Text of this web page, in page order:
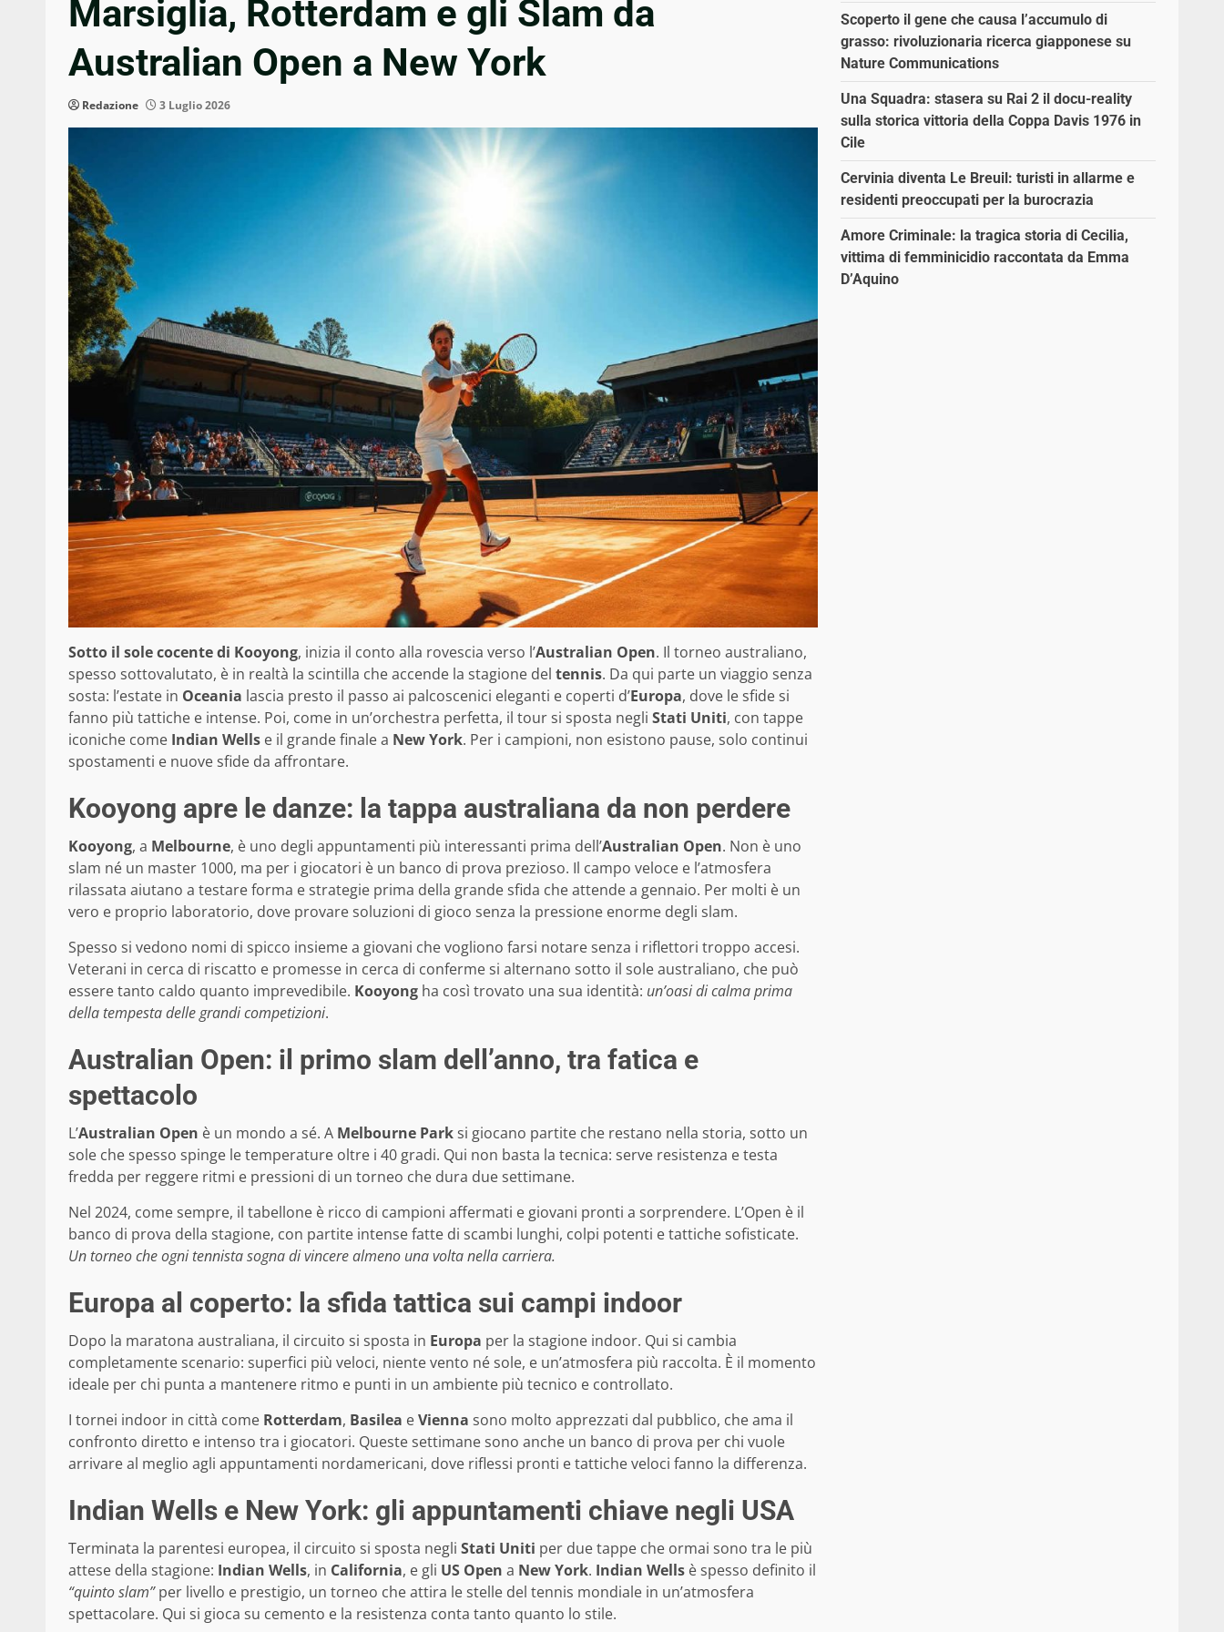
Marsiglia, Rotterdam e gli Slam da
Australian Open a New York
Redazione 3 Luglio 2026
Sotto il sole cocente di Kooyong, inizia il conto alla rovescia verso l’Australian Open. Il torneo australiano,
spesso sottovalutato, è in realtà la scintilla che accende la stagione del tennis. Da qui parte un viaggio senza
sosta: l’estate in Oceania lascia presto il passo ai palcoscenici eleganti e coperti d’Europa, dove le sfide si
fanno più tattiche e intense. Poi, come in un’orchestra perfetta, il tour si sposta negli Stati Uniti, con tappe
iconiche come Indian Wells e il grande finale a New York. Per i campioni, non esistono pause, solo continui
spostamenti e nuove sfide da affrontare.
Kooyong apre le danze: la tappa australiana da non perdere
Kooyong, a Melbourne, è uno degli appuntamenti più interessanti prima dell’Australian Open. Non è uno
slam né un master 1000, ma per i giocatori è un banco di prova prezioso. Il campo veloce e l’atmosfera
rilassata aiutano a testare forma e strategie prima della grande sfida che attende a gennaio. Per molti è un
vero e proprio laboratorio, dove provare soluzioni di gioco senza la pressione enorme degli slam.
Spesso si vedono nomi di spicco insieme a giovani che vogliono farsi notare senza i riflettori troppo accesi.
Veterani in cerca di riscatto e promesse in cerca di conferme si alternano sotto il sole australiano, che può
essere tanto caldo quanto imprevedibile. Kooyong ha così trovato una sua identità: un’oasi di calma prima
della tempesta delle grandi competizioni.
Australian Open: il primo slam dell’anno, tra fatica e
spettacolo
L’Australian Open è un mondo a sé. A Melbourne Parksi giocano partite che restano nella storia, sotto un
sole che spesso spinge le temperature oltre i 40 gradi. Qui non basta la tecnica: serve resistenza e testa
fredda per reggere ritmi e pressioni di un torneo che dura due settimane.
Nel 2024, come sempre, il tabellone è ricco di campioni affermati e giovani pronti a sorprendere. L’Open è il
banco di prova della stagione, con partite intense fatte di scambi lunghi, colpi potenti e tattiche sofisticate.
Un torneo che ogni tennista sogna di vincere almeno una volta nella carriera.
Europa al coperto: la sfida tattica sui campi indoor
Dopo la maratona australiana, il circuito si sposta in Europa per la stagione indoor. Qui si cambia
completamente scenario: superfici più veloci, niente vento né sole, e un’atmosfera più raccolta. È il momento
ideale per chi punta a mantenere ritmo e punti in un ambiente più tecnico e controllato.
I tornei indoor in città come Rotterdam, Basilea eVienna sono molto apprezzati dal pubblico, che ama il
confronto diretto e intenso tra i giocatori. Queste settimane sono anche un banco di prova per chi vuole
arrivare al meglio agli appuntamenti nordamericani, dove riflessi pronti e tattiche veloci fanno la differenza.
Indian Wells e New York: gli appuntamenti chiave negli USA
Terminata la parentesi europea, il circuito si sposta negli Stati Uniti per due tappe che ormai sono tra le più
attese della stagione: Indian Wells, in California, e gli US Open a New York. Indian Wells è spesso definito il
“quinto slam”per livello e prestigio, un torneo che attira le stelle del tennis mondiale in un’atmosfera
spettacolare. Qui si gioca su cemento e la resistenza conta tanto quanto lo stile.
Scoperto il gene che causa l’accumulo di
grasso: rivoluzionaria ricerca giapponese su
Nature Communications
Una Squadra: stasera su Rai 2 il docu-reality
sulla storica vittoria della Coppa Davis 1976 in
Cile
Cervinia diventa Le Breuil: turisti in allarme e
residenti preoccupati per la burocrazia
Amore Criminale: la tragica storia di Cecilia,
vittima di femminicidio raccontata da Emma
D’Aquino